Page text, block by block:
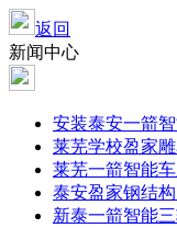
返回
新闻中心
安装泰安一箭
莱芜学校盈家
莱芜一箭智能
泰安盈家钢结
新泰一箭智能